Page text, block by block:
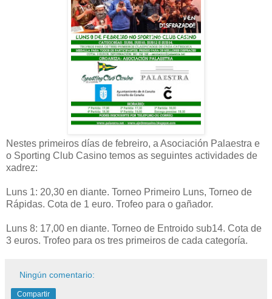
Nestes primeiros días de febreiro, a Asociación Palaestra e
o Sporting Club Casino temos as seguintes actividades de
xadrez:
Luns 1: 20,30 en diante. Torneo Primeiro Luns, Torneo de
Rápidas. Cota de 1 euro. Trofeo para o gañador.
Luns 8: 17,00 en diante. Torneo de Entroido sub14. Cota de
3 euros. Trofeo para os tres primeiros de cada categoría.
Ningún comentario:
Compartir